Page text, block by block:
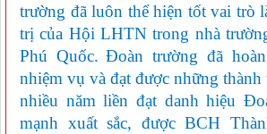
trường đã luôn thể hiện tốt vai trò
trị của Hội LHTN trong nhà
Phú Quốc. Đoàn trường đã
nhiệm vụ và đạt được những thành
nhiều năm liền đạt danh hiệu
mạnh xuất sắc, được BCH T